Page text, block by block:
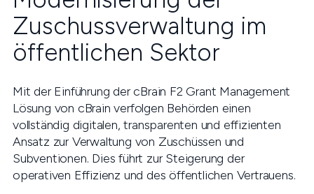
Zuschussverwaltung im
öffentlichen Sektor
Mit der Einführung der cBrain F2 Grant Management
Lösung von cBrain verfolgen Behörden einen
vollständig digitalen, transparenten und effizienten
Ansatz zur Verwaltung von Zuschüssen und
Subventionen. Dies führt zur Steigerung der
operativen Effizienz und des öffentlichen Vertrauens.